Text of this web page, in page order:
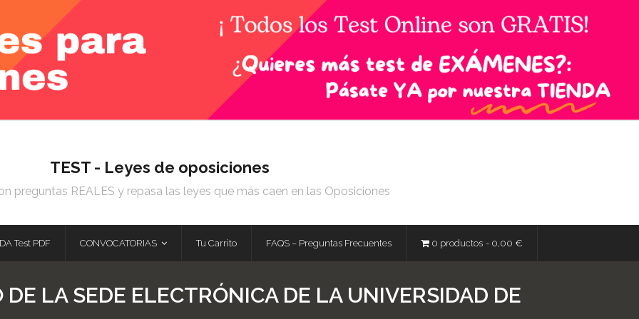
TEST - Leyes de oposiciones
preguntas REALES y repasa las leyes que más caen en las Oposiciones
Test PDF CONVOCATORIAS Tu Carrito FAQS – Preguntas Frecuentes 0 productos 0,00 €
LA SEDE ELECTRÓNICA DE LA UNIVERSIDAD DE